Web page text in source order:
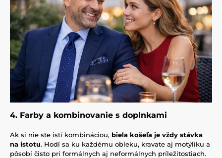
4. Farby a kombinovanie s doplnkami
Ak si nie ste istí kombináciou, biela košeľa je vždy stávka
na istotu. Hodí sa ku každému obleku, kravate aj motýliku a
pôsobí čisto pri formálnych aj neformálnych príležitostiach.